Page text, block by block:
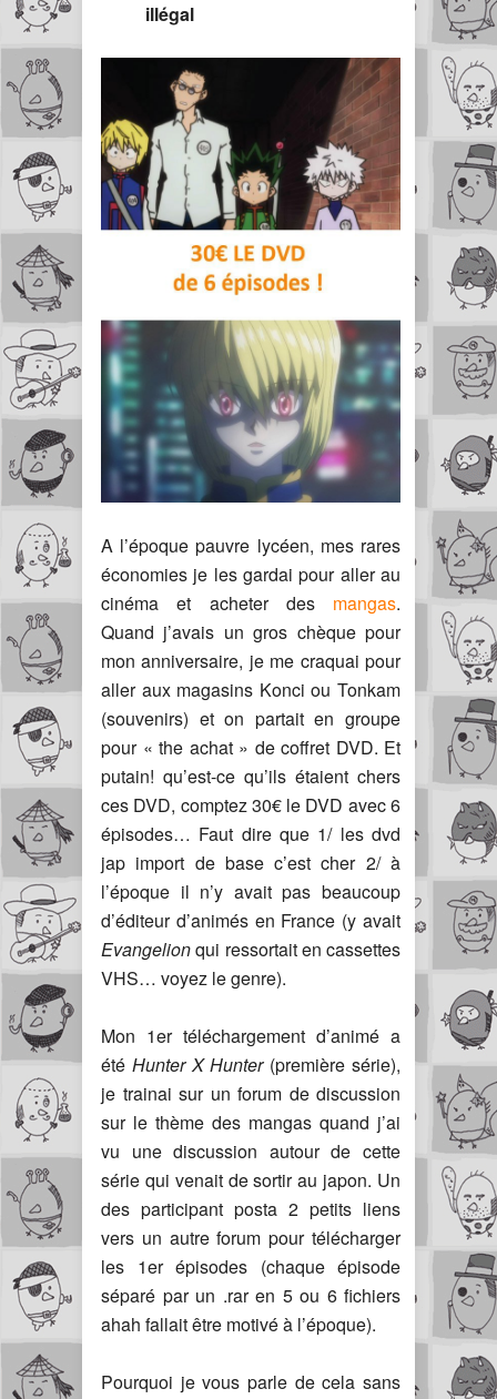
illégal
A l’époque pauvre lycéen, mes rares
économies je les gardai pour aller au
cinéma et acheter des mangas.
Quand j’avais un gros chèque pour
mon anniversaire, je me craquai pour
aller aux magasins Konci ou Tonkam
(souvenirs) et on partait en groupe
pour « the achat » de coffret DVD. Et
putain! qu’est-ce qu’ils étaient chers
ces DVD, comptez 30€ le DVD avec 6
épisodes… Faut dire que 1/ les dvd
jap import de base c’est cher 2/ à
l’époque il n’y avait pas beaucoup
d’éditeur d’animés en France (y avait
Evangelionqui ressortait en cassettes
VHS… voyez le genre).
Mon 1er téléchargement d’animé a
été Hunter X Hunter(première série),
je trainai sur un forum de discussion
sur le thème des mangas quand j’ai
vu une discussion autour de cette
série qui venait de sortir au japon. Un
des participant posta 2 petits liens
vers un autre forum pour télécharger
les 1er épisodes (chaque épisode
séparé par un .rar en 5 ou 6 fichiers
ahah fallait être motivé à l’époque).
Pourquoi je vous parle de cela sans